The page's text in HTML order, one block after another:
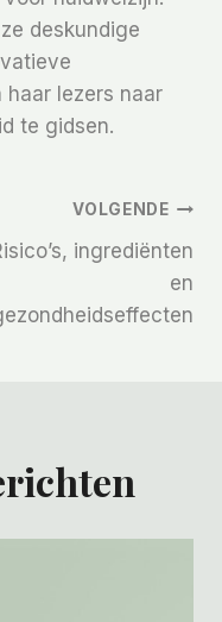
deskundige
haar lezers naar
te gidsen.
VOLGENDE
ingrediënten
en